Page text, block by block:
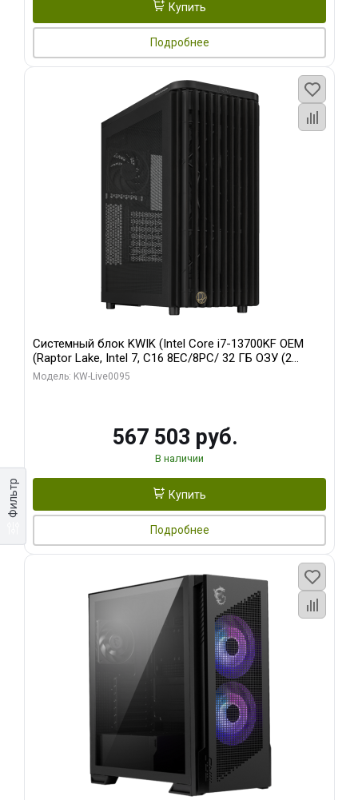
Фильтр
Купить
Подробнее
Системный блок KWIK (Intel Core i7-13700KF OEM
(Raptor Lake, Intel 7, C16 8EC/8PC/ 32 ГБ ОЗУ (2
модуля)/ Afox RTX4090 24GB GDDR6X 384-Bit 3xDP
Модель: KW-Live0095
567 503 руб.
В наличии
Купить
Подробнее